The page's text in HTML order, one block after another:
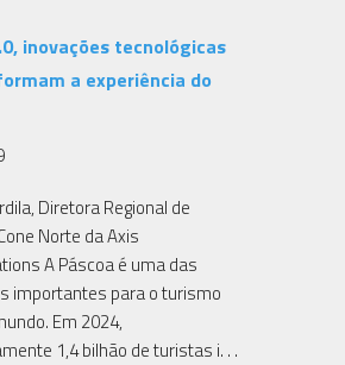
inovações tecnológicas
a experiência do
Diretora Regional de
Norte da Axis
A Páscoa é uma das
importantes para o turismo
Em 2024,
1,4 bilhão de turistas i. . .